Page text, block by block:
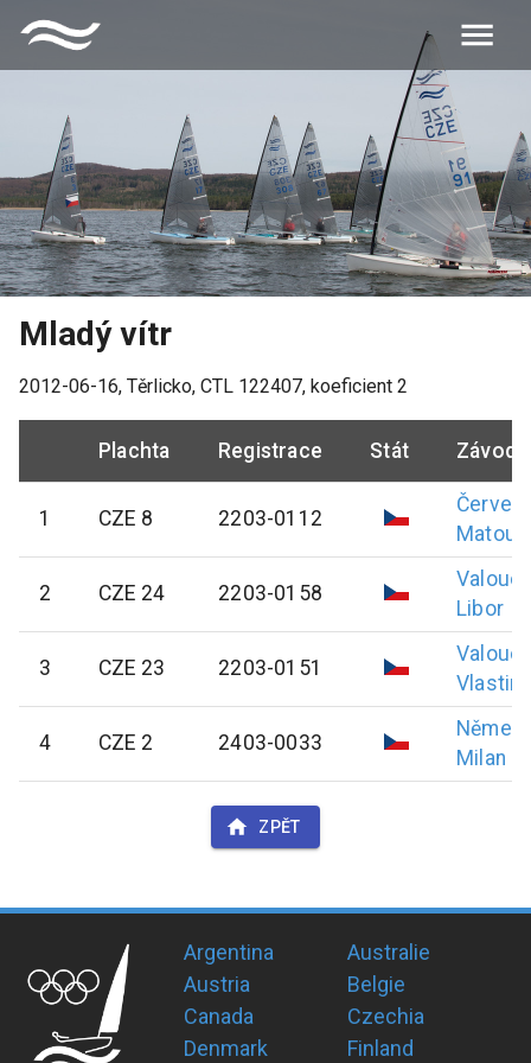
Mladý vítr
2012-06-16, Těrlicko, CTL 122407, koeficient 2
Plachta Registrace Stát
1 CZE 8 2203-0112
Matouš
2 CZE 24 2203-0158
Libor
3 CZE 23 2203-0151
4 CZE 2 2403-0033
Němec
Milan
ZPĚT
Argentina
Australie
Austria
Belgie
Canada
Czechia
Denmark
Finland